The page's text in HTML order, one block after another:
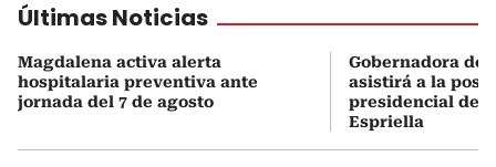
Últimas Noticias
Magdalena activa alerta
hospitalaria preventiva ante
jornada del 7 de agosto
Gobernadora del
asistirá a la
presidencial de
Espriella